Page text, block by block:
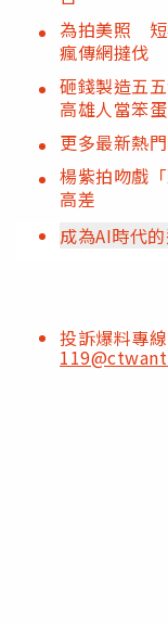
為拍美照 短
瘋傳網撻伐
砸錢製造五
高雄人當笨蛋
更多最新熱
楊紫拍吻戲
高差
成為AI時代
投訴爆料專線